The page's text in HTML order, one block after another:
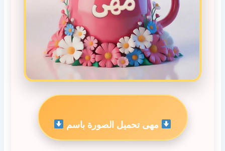
مهى تحميل الصورة باسم